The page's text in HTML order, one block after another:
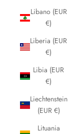
Libano (EUR
€)
Liberia (EUR
€)
Libia (EUR
€)
Liechtenstein
(EUR €)
Lituania